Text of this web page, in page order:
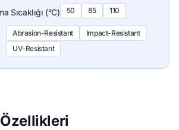
Sıcaklığı (°C) 50 85 110
Abrasion-Resistant
Impact-Resistant
UV-Resistant